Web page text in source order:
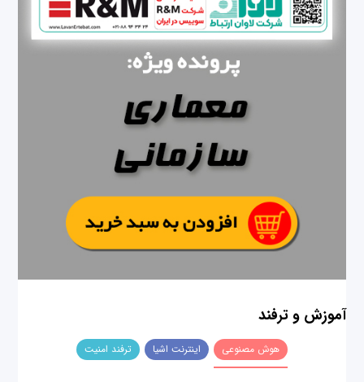
آموزش و ترفند
هوش مصنوعی اینترنت اشیا ترفند امنیت